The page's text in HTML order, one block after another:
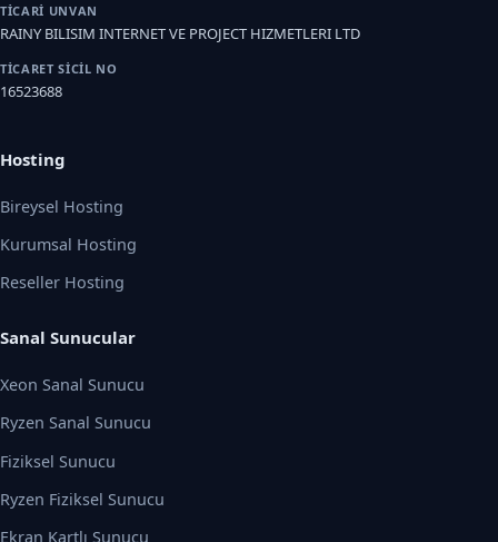
TICARI UNVAN
RAINY BILISIM INTERNET VE PROJECT HIZMETLERI LTD
TICARET SICIL NO
16523688
Hosting
Bireysel Hosting
Kurumsal Hosting
Reseller Hosting
Sanal Sunucular
Xeon Sanal Sunucu
Ryzen Sanal Sunucu
Fiziksel Sunucu
Ryzen Fiziksel Sunucu
Ekran Kartlı Sunucu